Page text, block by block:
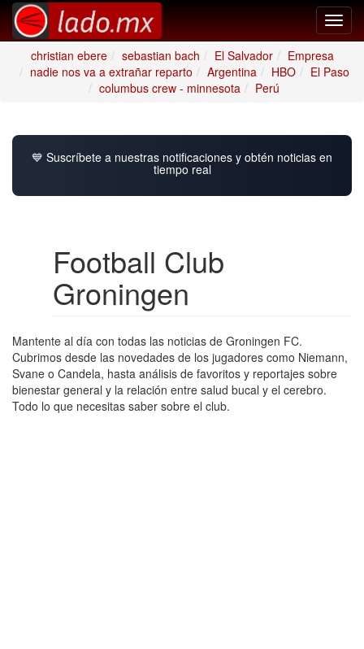
christian ebere
sebastian bach El Salvador
Empresa
nadie nos va a extrañar reparto
Argentina HBO
El Paso
columbus crew - minnesota
Perú
💙 Suscríbete a nuestras notificaciones y obtén noticias en
tiempo real
Football Club
Groningen
Mantente al día con todas las noticias de Groningen FC.
Cubrimos desde las novedades de los jugadores como Niemann,
Svane o Candela, hasta análisis de favoritos y reportajes sobre
bienestar general y la relación entre salud bucal y el cerebro.
Todo lo que necesitas saber sobre el club.